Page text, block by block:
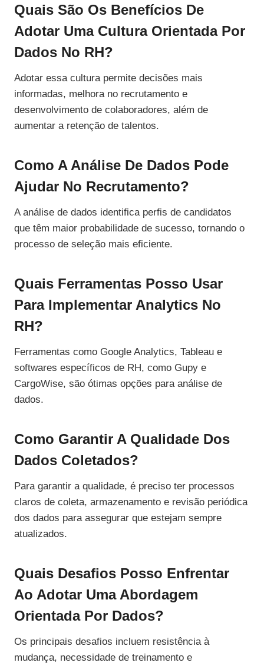
Quais São Os Benefícios De
Adotar Uma Cultura Orientada Por
Dados No RH?
Adotar essa cultura permite decisões mais
informadas, melhora no recrutamento e
desenvolvimento de colaboradores, além de
aumentar a retenção de talentos.
Como A Análise De Dados Pode
Ajudar No Recrutamento?
A análise de dados identifica perfis de candidatos
que têm maior probabilidade de sucesso, tornando o
processo de seleção mais eficiente.
Quais Ferramentas Posso Usar
Para Implementar Analytics No
RH?
Ferramentas como Google Analytics, Tableau e
softwares específicos de RH, como Gupy e
CargoWise, são ótimas opções para análise de
dados.
Como Garantir A Qualidade Dos
Dados Coletados?
Para garantir a qualidade, é preciso ter processos
claros de coleta, armazenamento e revisão periódica
dos dados para assegurar que estejam sempre
atualizados.
Quais Desafios Posso Enfrentar
Ao Adotar Uma Abordagem
Orientada Por Dados?
Os principais desafios incluem resistência à
mudança, necessidade de treinamento e